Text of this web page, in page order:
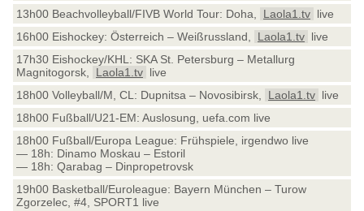
13h00 Beachvolleyball/FIVB World Tour: Doha,
Laola1.tv live
16h00 Eishockey: Österreich – Weißrussland,
Laola1.tv live
17h30 Eishockey/KHL: SKA St. Petersburg – Metallurg
Magnitogorsk,
Laola1.tv live
18h00 Volleyball/M, CL: Dupnitsa – Novosibirsk,
Laola1.tv live
18h00 Fußball/U21-EM: Auslosung, uefa.com live
18h00 Fußball/Europa League: Frühspiele, irgendwo live
— 18h: Dinamo Moskau – Estoril
— 18h: Qarabag – Dinpropetrovsk
19h00 Basketball/Euroleague: Bayern München – Turow
Zgorzelec, #4, SPORT1 live